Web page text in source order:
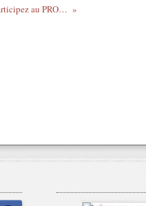
TELETHON 2008 à Orléans : participez au PROGRAMME !